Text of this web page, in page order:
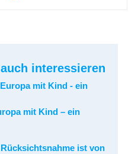
interessieren
mit Kind – ein